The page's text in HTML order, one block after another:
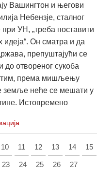
Вашингтон и његови
Небензје, сталног
УН, „треба поставити
идеја“. Он сматра и да
препуштајући се
отвореног сукоба
према мишљењу
земље неће се мешати у
Истовремено
10 11 12 13 14 15
23 24 25 26 27